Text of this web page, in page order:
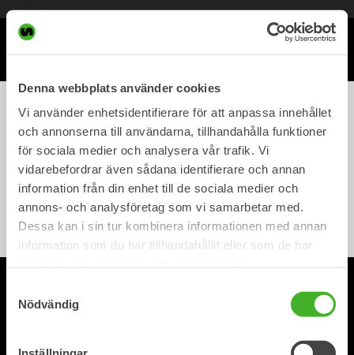
Denna webbplats använder cookies
Vi använder enhetsidentifierare för att anpassa innehållet
och annonserna till användarna, tillhandahålla funktioner
för sociala medier och analysera vår trafik. Vi
vidarebefordrar även sådana identifierare och annan
information från din enhet till de sociala medier och
annons- och analysföretag som vi samarbetar med.
Dessa kan i sin tur kombinera informationen med annan
information som du har tillhandahållit eller som de har
Nödvändig
knitted hat
Steelwrist Wear
Steelwrist Hat
80,00 inc. VAT